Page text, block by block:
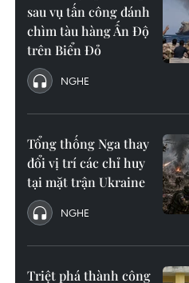
sau vụ tấn công đánh
chìm tàu hàng Ấn Độ
trên Biển Đỏ
NGHE
Tổng thống Nga thay
đổi vị trí các chỉ huy
tại mặt trận Ukraine
NGHE
Triệt phá thành công